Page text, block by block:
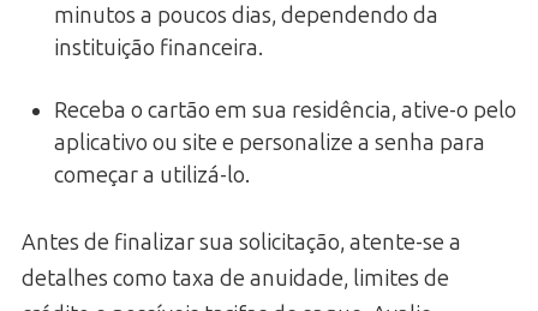
minutos a poucos dias, dependendo da
instituição financeira.
Receba o cartão em sua residência, ative-o pelo
aplicativo ou site e personalize a senha para
começar a utilizá-lo.
Antes de finalizar sua solicitação, atente-se a
detalhes como taxa de anuidade, limites de